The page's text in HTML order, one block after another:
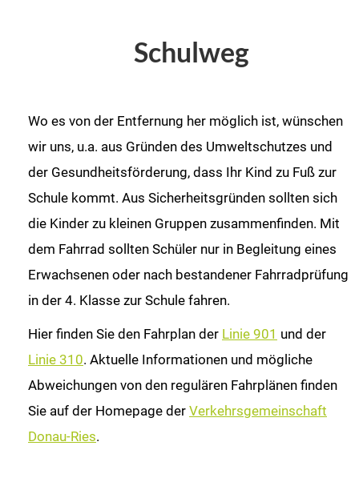
Schulweg
Wo es von der Entfernung her möglich ist, wünschen
wir uns, u.a. aus Gründen des Umweltschutzes und
der Gesundheitsförderung, dass Ihr Kind zu Fuß zur
Schule kommt. Aus Sicherheitsgründen sollten sich
die Kinder zu kleinen Gruppen zusammenfinden. Mit
dem Fahrrad sollten Schüler nur in Begleitung eines
Erwachsenen oder nach bestandener Fahrradprüfung
in der 4. Klasse zur Schule fahren.
Hier finden Sie den Fahrplan der Linie 901 und der
Linie 310. Aktuelle Informationen und mögliche
Abweichungen von den regulären Fahrplänen finden
Sie auf der Homepage der Verkehrsgemeinschaft
Donau-Ries.